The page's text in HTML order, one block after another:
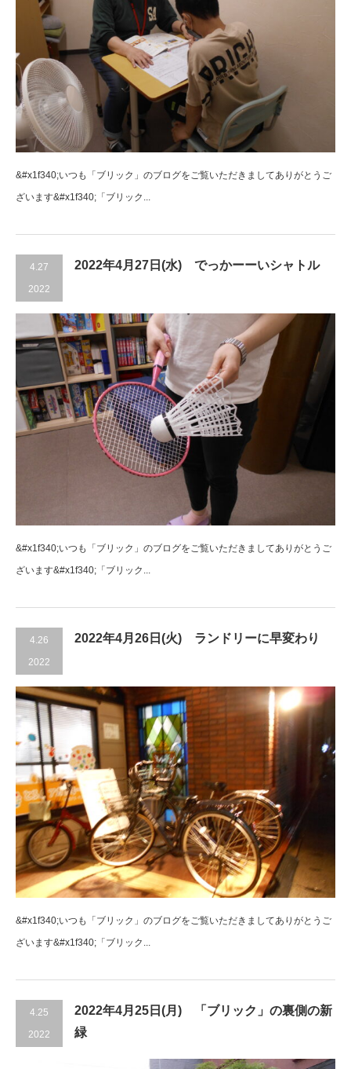
&#x1f340;いつも「ブリック」のブログをご覧いただきましてありがとうご
ざいます&#x1f340;「ブリック...
4.27
2022
2022年4月27日(水) でっかーーいシャトル
&#x1f340;いつも「ブリック」のブログをご覧いただきましてありがとうご
ざいます&#x1f340;「ブリック...
4.26
2022
2022年4月26日(火) ランドリーに早変わり
&#x1f340;いつも「ブリック」のブログをご覧いただきましてありがとうご
ざいます&#x1f340;「ブリック...
4.25
2022
2022年4月25日(月) 「ブリック」の裏側の新
緑